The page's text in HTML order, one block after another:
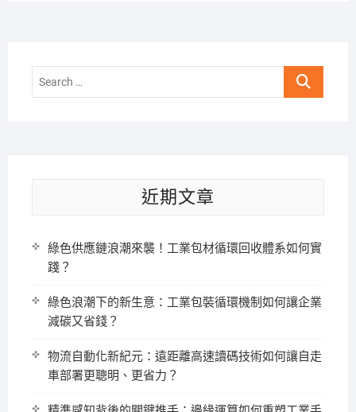
Search
近期文章
綠色供應鏈浪潮來襲！工業包材循環回收體系如何實
踐？
綠色浪潮下的新生意：工業包裝循環機制如何讓企業
減碳又省錢？
物流自動化新紀元：遠距離高速讀碼技術如何讓自走
車部署更聰明、更省力？